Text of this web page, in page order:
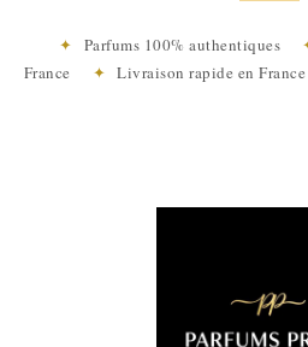
✦ Parfums 100% authentiques
France ✦ Livraison rapide en